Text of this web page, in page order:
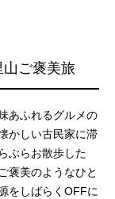
山ご褒美旅
あふれるグルメの
かしい古民家に滞
ぶらお散歩した
褒美のようなひと
をしばらくOFFに